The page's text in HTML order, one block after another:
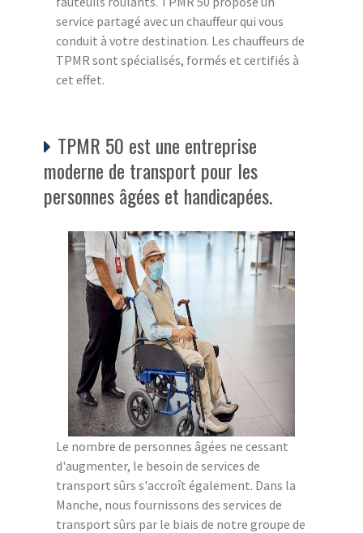
service partagé avec un chauffeur qui vous
conduit à votre destination. Les chauffeurs de
TPMR sont spécialisés, formés et certifiés à
cet effet.
TPMR 50 est une entreprise
moderne de transport pour les
personnes âgées et handicapées.
Le nombre de personnes âgées ne cessant
d'augmenter, le besoin de services de
transport sûrs s'accroît également. Dans la
Manche, nous fournissons des services de
transport sûrs par le biais de notre groupe de